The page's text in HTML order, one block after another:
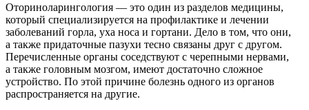
Оториноларингология — это один из разделов медицины,
который специализируется на профилактике и лечении
заболеваний горла, уха носа и гортани. Дело в том, что они,
а также придаточные пазухи тесно связаны друг с другом.
Перечисленные органы соседствуют с черепными нервами,
а также головным мозгом, имеют достаточно сложное
устройство. По этой причине болезнь одного из органов
распространяется на другие.